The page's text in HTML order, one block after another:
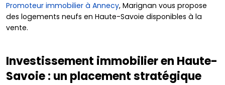
Promoteur immobilier à Annecy, Marignan vous propose
des logements neufs en Haute-Savoie disponibles à la
vente.
Investissement immobilier en Haute-
Savoie : un placement stratégique